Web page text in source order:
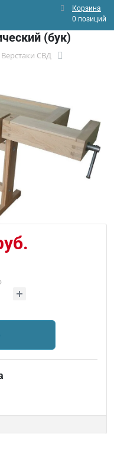
Корзина
0 позиций
(бук)
Верстаки СВД